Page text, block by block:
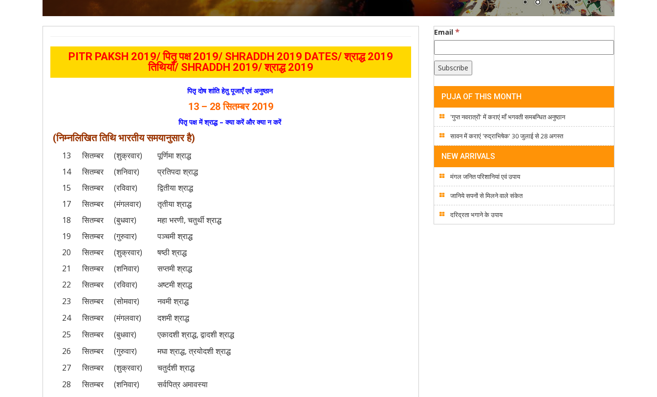
PITR PAKSH 2019/ पितृ पक्ष 2019/ SHRADDH 2019 DATES/ श्राद्ध 2019
तिथियाँ/ SHRADDH 2019/श्राद्ध 2019
पितृ दोष शांति हेतु पूजाएँ एवं अनुष्ठान
13 – 28 सितम्बर 2019
पितृ पक्ष में श्राद्ध – क्या करें और क्या न करें
(निम्नलिखित तिथि भारतीय समयानुसार है)
13 सितम्बर (शुक्रवार)
पूर्णिमा श्राद्ध
14
सितम्बर (शनिवार)
प्रतिपदा श्राद्ध
15
सितम्बर (रविवार)
द्वितीया श्राद्ध
17
सितम्बर (मंगलवार)
तृतीया श्राद्ध
18
सितम्बर (बुधवार)
महा भरणी, चतुर्थी श्राद्ध
19
सितम्बर (गुरुवार)
पञ्चमी श्राद्ध
20
सितम्बर (शुक्रवार)
षष्ठी श्राद्ध
21
सितम्बर (शनिवार)
सप्तमी श्राद्ध
22
सितम्बर (रविवार)
अष्टमी श्राद्ध
23
सितम्बर (सोमवार)
नवमी श्राद्ध
24
सितम्बर (मंगलवार)
दशमी श्राद्ध
25
सितम्बर (बुधवार)
एकादशी श्राद्ध, द्वादशी श्राद्ध
26
सितम्बर (गुरुवार)
मघा श्राद्ध, त्रयोदशी श्राद्ध
27
सितम्बर (शुक्रवार)
चतुर्दशी श्राद्ध
28
सितम्बर (शनिवार) सर्वपित्र अमावस्या
Email *
PUJA OF THIS MONTH
'गुप्त नवरात्रों' में कराएं माँ भगवती समबन्धित अनुष्ठान
सावन में कराएं 'रुद्राभिषेक' 30 जुलाई से 28 अगस्त
NEW ARRIVALS
मंगल जनित परिशानियां एवं उपाय
जानिये सपनों से मिलने वाले संकेत
दरिद्रता भगाने के उपाय